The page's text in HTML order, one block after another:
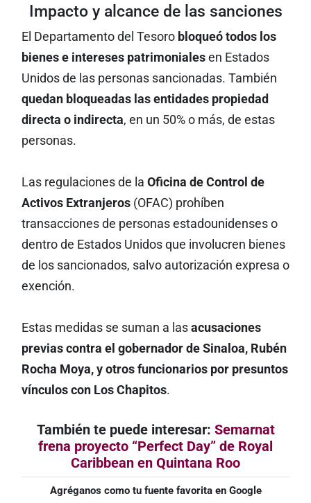
Impacto y alcance de las sanciones
El Departamento del Tesoro bloqueó todos los
bienes e intereses patrimonialesen Estados
Unidos de las personas sancionadas. También
quedan bloqueadas las entidades propiedad
directa o indirecta, en un 50% o más, de estas
personas.
Las regulaciones de la Oficina de Control de
Activos Extranjeros(OFAC) prohíben
transacciones de personas estadounidenses o
dentro de Estados Unidos que involucren bienes
de los sancionados, salvo autorización expresa o
exención.
Estas medidas se suman a las acusaciones
previas contra el gobernador de Sinaloa, Rubén
Rocha Moya, y otros funcionarios por presuntos
vínculos con Los Chapitos.
También te puede interesar: Semarnat
frena proyecto “Perfect Day” de Royal
Caribbean en Quintana Roo
Agréganos como tu fuente favorita en Google